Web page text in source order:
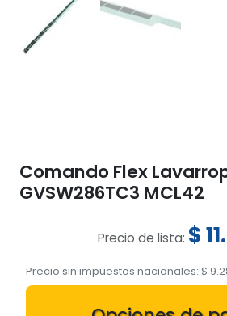
Comando Flex
GVSW286TC3 MCL42
Precio de lista: $
Precio sin impuestos nacionales: $